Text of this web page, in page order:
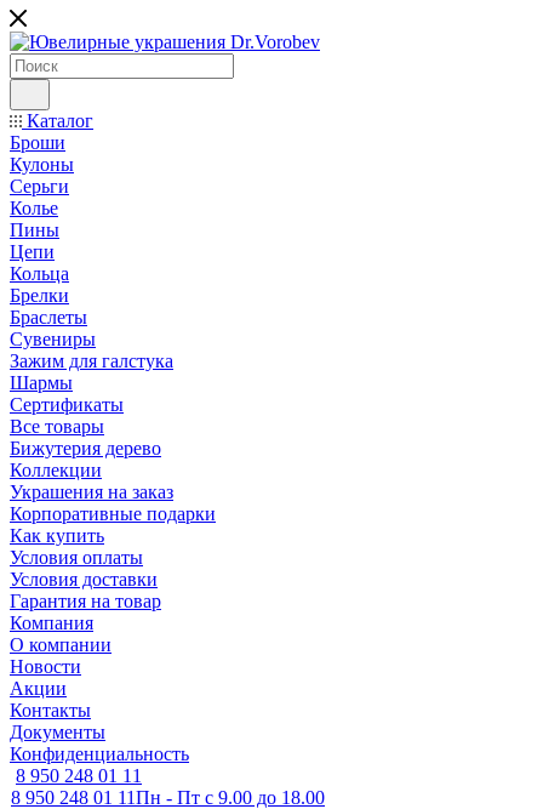
Каталог
Броши
Кулоны
Серьги
Колье
Пины
Цепи
Кольца
Брелки
Браслеты
Сувениры
Зажим для галстука
Шармы
Сертификаты
Все товары
Бижутерия дерево
Коллекции
Украшения на заказ
Корпоративные подарки
Как купить
Условия оплаты
Условия доставки
Гарантия на товар
Компания
О компании
Новости
Акции
Контакты
Документы
Конфиденциальность
8 950 248 01 11
8 950 248 01 11Пн - Пт с 9.00 до 18.00